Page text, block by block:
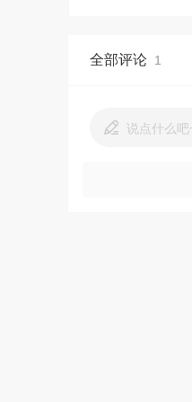
全部评论 1
说点什么吧